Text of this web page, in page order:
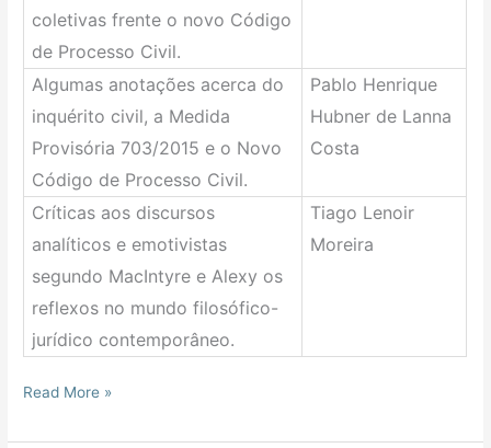
coletivas frente o novo Código
de Processo Civil.
Algumas anotações acerca do
inquérito civil, a Medida
Provisória 703/2015 e o Novo
Código de Processo Civil.
Pablo Henrique
Hubner de Lanna
Costa
Críticas aos discursos
analíticos e emotivistas
segundo MacIntyre e Alexy os
reflexos no mundo filosófico-
jurídico contemporâneo.
Tiago Lenoir
Moreira
Read More »